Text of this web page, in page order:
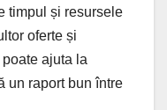
timpul și resursele
oferte și
ajuta la
un raport bun între